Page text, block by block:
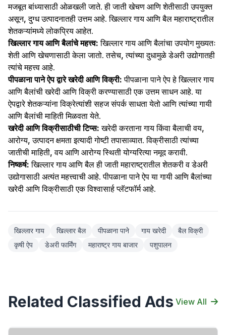
मजबूत बांध्यासाठी ओळखली जाते. ही जाती खेचण आणि शेतीसाठी उपयुक्त
असून, दुग्ध उत्पादनातही उत्तम आहे. खिल्लार गाय आणि बैल महाराष्ट्रातील
शेतकऱ्यांमध्ये लोकप्रिय आहेत.
खिल्लार गाय आणि बैलांचे महत्त्व: खिल्लार गाय आणि बैलांचा उपयोग मुख्यतः
शेती आणि खेचणासाठी केला जातो. तसेच, त्यांच्या दुधामुळे डेअरी उद्योगातही
त्यांचे महत्त्व आहे.
पीपळाना पाने ऐप द्वारे खरेदी आणि विक्री: पीपळाना पाने ऐप हे खिल्लार गाय
आणि बैलांची खरेदी आणि विक्री करण्यासाठी एक उत्तम साधन आहे. या
ऐपद्वारे शेतकऱ्यांना विक्रेत्यांशी सहज संपर्क साधता येतो आणि त्यांच्या गायी
आणि बैलांची माहिती मिळवता येते.
खरेदी आणि विक्रीसाठीची टिप्स: खरेदी करताना गाय किंवा बैलाची वय,
आरोग्य, उत्पादन क्षमता इत्यादी गोष्टी तपासाव्यात. विक्रीसाठी त्यांच्या
जातीची माहिती, वय आणि आरोग्य स्थिती योग्यरित्या नमूद करावी.
निष्कर्ष: खिल्लार गाय आणि बैल ही जाती महाराष्ट्रातील शेतकरी व डेअरी
उद्योगासाठी अत्यंत महत्त्वाची आहे. पीपळाना पाने ऐप या गायी आणि बैलांच्या
खरेदी आणि विक्रीसाठी एक विश्वासार्ह प्लॅटफॉर्म आहे.
खिल्लार गाय खिल्लार बैल पीपळाना पाने गाय खरेदी
बैल विक्री
कृषी ऐप
डेअरी फार्मिंग महाराष्ट्र गाय बाजार पशुपालन
Related Classified Ads View All